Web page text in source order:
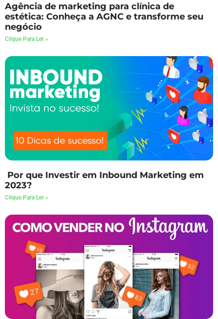
Agência de marketing para clínica de
estética: Conheça a AGNC e transforme seu
negócio
Clique Para Ler »
Por que Investir em Inbound Marketing em
2023?
Clique Para Ler »